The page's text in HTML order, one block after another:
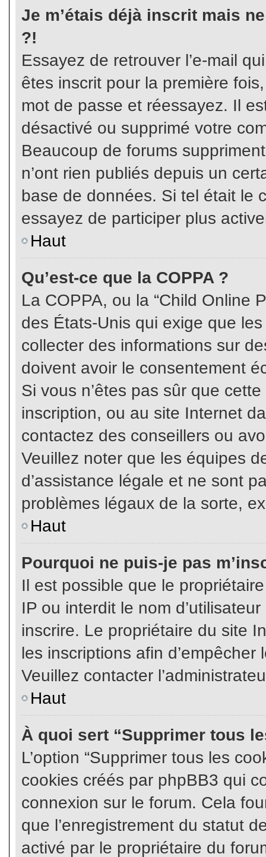
Je m’étais déjà inscrit mais
?!
Essayez de retrouver l’e-mail
êtes inscrit pour la première
mot de passe et réessayez. Il
désactivé ou supprimé votre
Beaucoup de forums
n’ont rien publiés depuis un
base de données. Si tel était le
essayez de participer plus
Haut
Qu’est-ce que la COPPA ?
La COPPA, ou la “Child Online
des États-Unis qui exige que
collecter des informations sur
doivent avoir le consentement
Si vous n’êtes pas sûr que
inscription, ou au site Internet
contactez des conseillers ou
Veuillez noter que les équipes
d’assistance légale et ne sont
problèmes légaux de la sorte,
Haut
Pourquoi ne puis-je pas
Il est possible que le
IP ou interdit le nom
inscrire. Le propriétaire du site
les inscriptions afin d’empêcher
Veuillez contacter
Haut
À quoi sert “Supprimer tous
L’option “Supprimer tous les
cookies créés par phpBB3 qui
connexion sur le forum. Cela
que l’enregistrement du statut
activé par le propriétaire du